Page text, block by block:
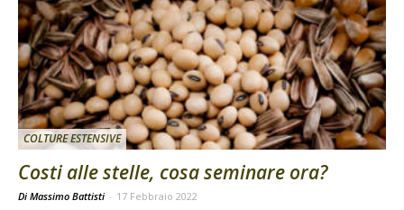
COLTURE ESTENSIVE
Costi alle stelle, cosa seminare ora?
Di Massimo Battisti - 17 Febbraio 2022